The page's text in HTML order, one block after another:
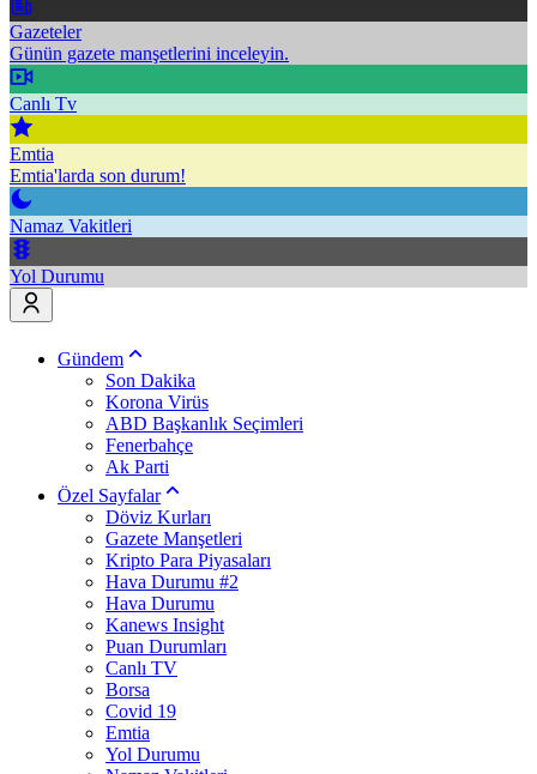
Gazeteler
Günün gazete manşetlerini inceleyin.
Canlı Tv
Emtia
Emtia'larda son durum!
Namaz Vakitleri
Yol Durumu
Gündem
Son Dakika
Korona Virüs
ABD Başkanlık Seçimleri
Fenerbahçe
Ak Parti
Özel Sayfalar
Döviz Kurları
Gazete Manşetleri
Kripto Para Piyasaları
Hava Durumu #2
Hava Durumu
Kanews Insight
Puan Durumları
Canlı TV
Borsa
Covid 19
Emtia
Yol Durumu